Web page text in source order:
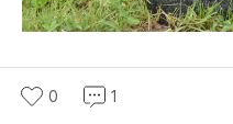
0 1